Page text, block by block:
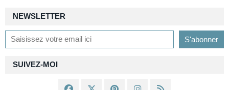
NEWSLETTER
SUIVEZ-MOI